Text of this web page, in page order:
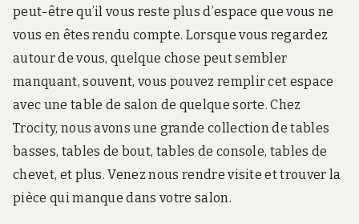
peut-être qu’il vous reste plus d’espace que vous ne
vous en êtes rendu compte. Lorsque vous regardez
autour de vous, quelque chose peut sembler
manquant, souvent, vous pouvez remplir cet espace
avec une table de salon de quelque sorte. Chez
Trocity, nous avons une grande collection de tables
basses, tables de bout, tables de console, tables de
chevet, et plus. Venez nous rendre visite et trouver la
pièce qui manque dans votre salon.